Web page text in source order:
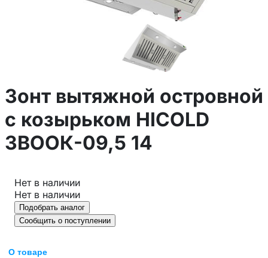
Зонт вытяжной островной
с козырьком HICOLD
ЗВООК-09,5 14
Нет в наличии
Нет в наличии
Подобрать аналог
Сообщить о поступлении
О товаре